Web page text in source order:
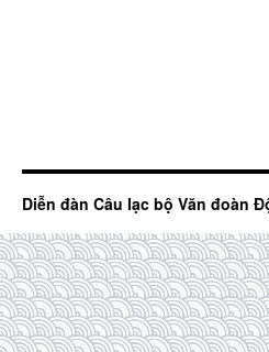
Diễn đàn Câu lạc bộ Văn đoàn